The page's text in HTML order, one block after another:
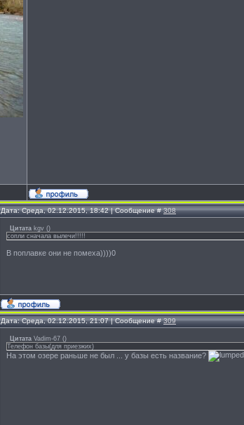
Дата: Среда, 02.12.2015, 18:42 | Сообщение #308
Цитата kgv ()
сопли сначала вылечи!!!!!
В поплавке они не помеха))))0
Дата: Среда, 02.12.2015, 21:07 | Сообщение #309
Цитата Vadim-67 ()
Телефон базы(для приезжих)
На этом озере раньше не был ... у базы есть название?